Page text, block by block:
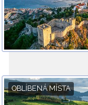
OBLÍBENÁ MÍSTA